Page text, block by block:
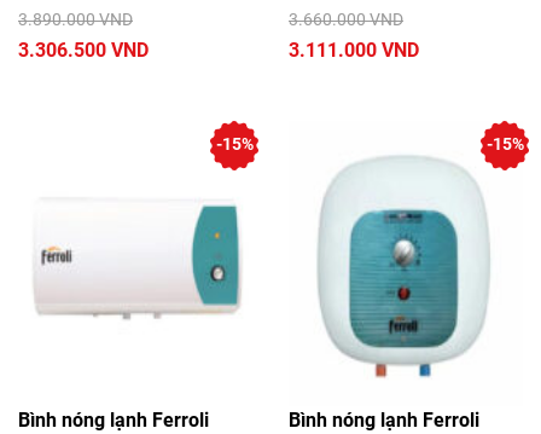
3.890.000 VND
3.306.500 VND
3.660.000 VND
3.111.000 VND
Bình nóng lạnh Ferroli
-15%
Bình nóng lạnh Ferroli
-15%